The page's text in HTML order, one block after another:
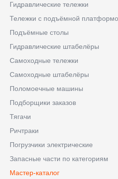
Гидравлические тележки
Тележки с подъёмной
Подъёмные столы
Гидравлические штабелёры
Самоходные тележки
Самоходные штабелёры
Поломоечные машины
Подборщики заказов
Тягачи
Ричтраки
Погрузчики электрические
Запасные части по категориям
Мастер-каталог